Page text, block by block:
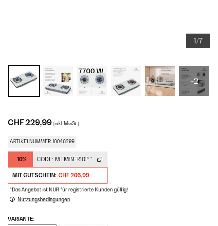
1/7
+2
CHF 229,99 (inkl. MwSt.)
ARTIKELNUMMER: 10046299
-10% CODE: MEMBER10P *
MIT GUTSCHEIN: CHF 206,99
*Das Angebot ist NUR für registrierte Kunden gültig!
Nutzungsbedingungen
VARIANTE: